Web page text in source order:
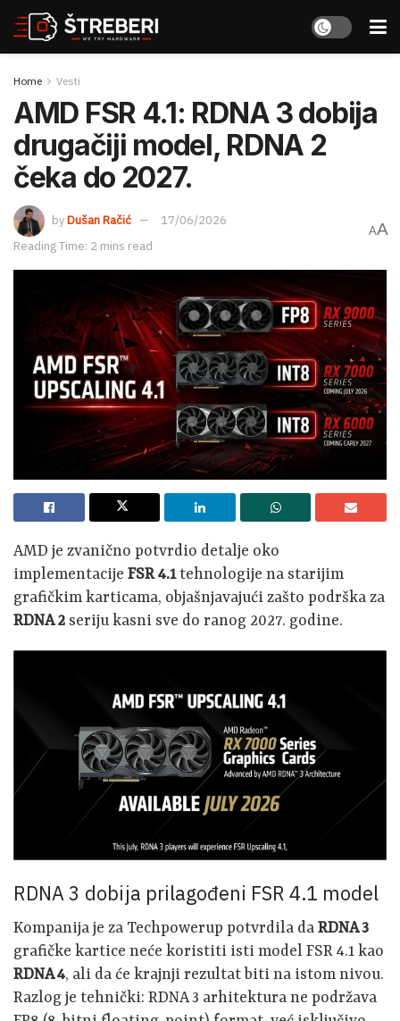
Home Vesti
AMD FSR 4.1: RDNA 3 dobija
drugačiji model, RDNA 2
čeka do 2027.
byDušan Račić
17/06/2026
Reading Time: 2 mins read
AA
AMD je zvanično potvrdio detalje oko
implementacije FSR 4.1tehnologije na starijim
grafičkim karticama, objašnjavajući zašto podrška za
RDNA 2 seriju kasni sve do ranog 2027. godine.
RDNA 3 dobija prilagođeni FSR 4.1 model
Kompanija je za Techpowerup potvrdila da RDNA 3
grafičke kartice neće koristiti isti model FSR 4.1 kao
RDNA 4, ali da će krajnji rezultat biti na istom nivou.
Razlog je tehnički: RDNA 3 arhitektura ne podržava